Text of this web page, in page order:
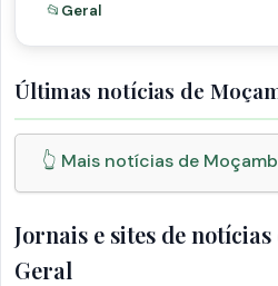
📂 Geral
Últimas notícias de
👆 Mais notícias de
Jornais e sites de
Geral